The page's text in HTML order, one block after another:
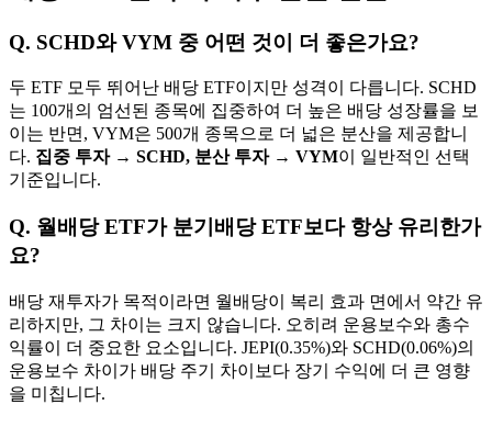
Q. SCHD와 VYM 중 어떤 것이 더 좋은가요?
두 ETF 모두 뛰어난 배당 ETF이지만 성격이 다릅니다. SCHD
는 100개의 엄선된 종목에 집중하여 더 높은 배당 성장률을 보
이는 반면, VYM은 500개 종목으로 더 넓은 분산을 제공합니
다. 집중 투자 → SCHD, 분산 투자 → VYM이 일반적인 선택
기준입니다.
Q. 월배당 ETF가 분기배당 ETF보다 항상 유리한가
요?
배당 재투자가 목적이라면 월배당이 복리 효과 면에서 약간 유
리하지만, 그 차이는 크지 않습니다. 오히려 운용보수와 총수
익률이 더 중요한 요소입니다. JEPI(0.35%)와 SCHD(0.06%)의
운용보수 차이가 배당 주기 차이보다 장기 수익에 더 큰 영향
을 미칩니다.